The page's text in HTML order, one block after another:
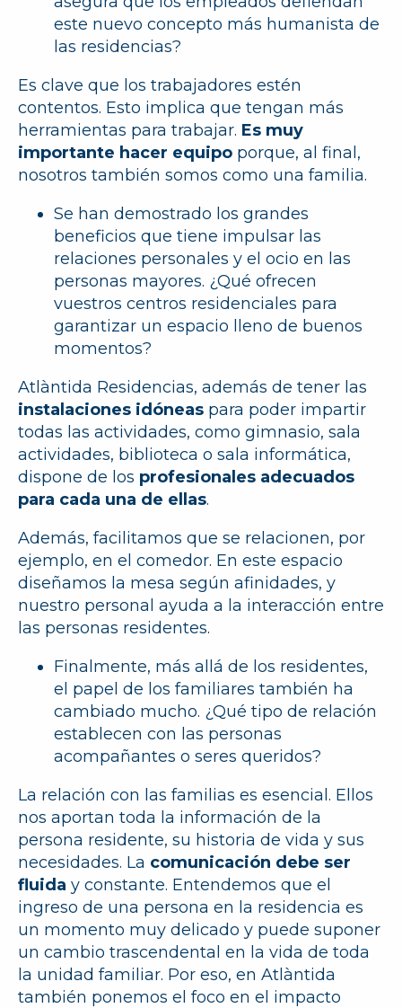
este nuevo concepto más humanista de
las residencias?
Es clave que los trabajadores estén
contentos. Esto implica que tengan más
herramientas para trabajar. Es muy
importante hacer equipo porque, al final,
nosotros también somos como una familia.
Se han demostrado los grandes
beneficios que tiene impulsar las
relaciones personales y el ocio en las
personas mayores. ¿Qué ofrecen
vuestros centros residenciales para
garantizar un espacio lleno de buenos
momentos?
Atlàntida Residencias, además de tener las
instalaciones idóneas para poder impartir
todas las actividades, como gimnasio, sala
actividades, biblioteca o sala informática,
dispone de los profesionales adecuados
para cada una de ellas.
Además, facilitamos que se relacionen, por
ejemplo, en el comedor. En este espacio
diseñamos la mesa según afinidades, y
nuestro personal ayuda a la interacción entre
las personas residentes.
Finalmente, más allá de los residentes,
el papel de los familiares también ha
cambiado mucho. ¿Qué tipo de relación
establecen con las personas
acompañantes o seres queridos?
La relación con las familias es esencial. Ellos
nos aportan toda la información de la
persona residente, su historia de vida y sus
necesidades. La comunicación debe ser
fluida y constante. Entendemos que el
ingreso de una persona en la residencia es
un momento muy delicado y puede suponer
un cambio trascendental en la vida de toda
la unidad familiar. Por eso, en Atlàntida
también ponemos el foco en el impacto